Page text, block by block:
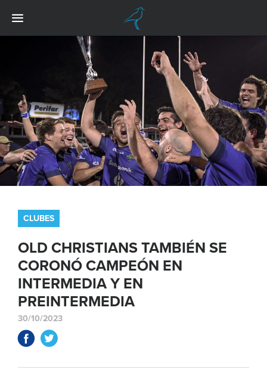
CLUBES
OLD CHRISTIANS TAMBIÉN SE
CORONÓ CAMPEÓN EN
INTERMEDIA Y EN
PREINTERMEDIA
30/10/2023